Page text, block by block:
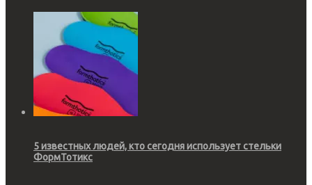
5 известных людей, кто сегодня использует стельки
ФормТотикс